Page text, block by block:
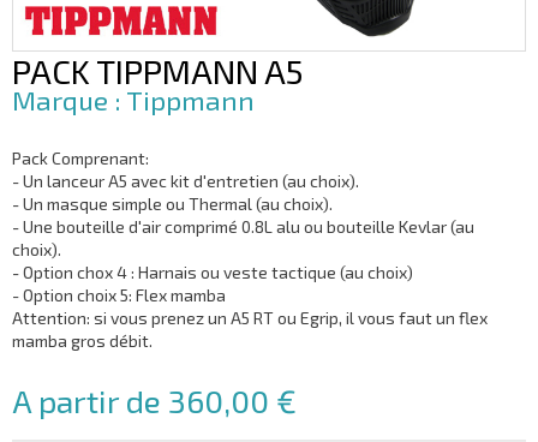
PACK TIPPMANN A5
Tippmann
Pack Comprenant:
- Un lanceur A5 avec kit d'entretien (au choix).
- Un masque simple ou Thermal (au choix).
- Une bouteille d'air comprimé 0.8L alu ou bouteille Kevlar (au
choix).
- Option chox 4 : Harnais ou veste tactique (au choix)
- Option choix 5: Flex mamba
Attention: si vous prenez un A5 RT ou Egrip, il vous faut un flex
mamba gros débit.
A partir de 360,00 €